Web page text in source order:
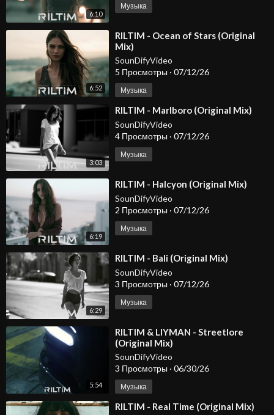
6:10
Музыка
6:52
⁣RILTIM - Ocean of Stars (Original
Mix)
SounDifyVideo
5 Просмотры · 07/12/26
Музыка
3:03
⁣RILTIM - Marlboro (Original Mix)
SounDifyVideo
4 Просмотры · 07/12/26
Музыка
6:19
⁣RILTIM - Halcyon (Original Mix)
SounDifyVideo
2 Просмотры · 07/12/26
Музыка
6:29
⁣RILTIM - Bali (Original Mix)
SounDifyVideo
3 Просмотры · 07/12/26
Музыка
5:54
⁣RILTIM & LIYMAN - Streetlore
(Original Mix)
SounDifyVideo
3 Просмотры · 06/30/26
Музыка
⁣RILTIM - Real Time (Original Mix)